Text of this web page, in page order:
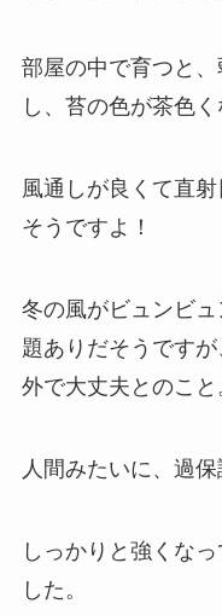
部屋の中で育つと
し、苔の色が茶色
風通しが良くて直
そうですよ！
冬の風がビュンビ
題ありだそうです
外で大丈夫とのこと
人間みたいに、過保
しっかりと強くな
した。